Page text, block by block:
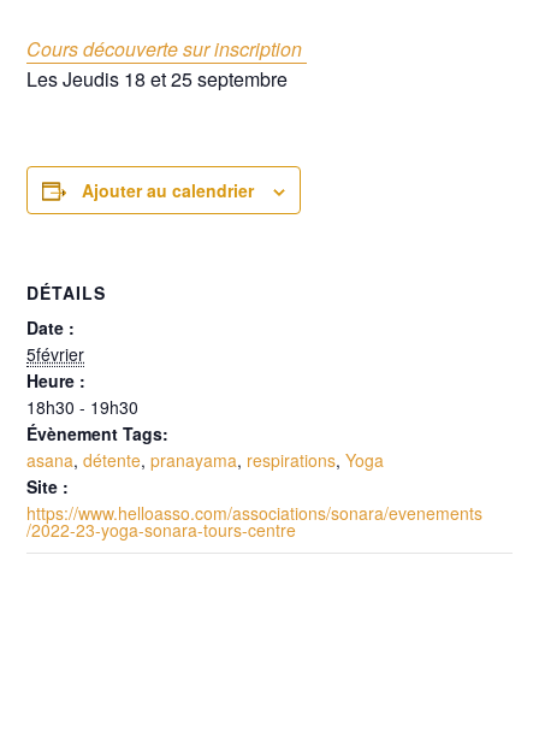
Cours découverte sur inscription
Les Jeudis 18 et 25 septembre
Ajouter au calendrier
DÉTAILS
Date :
5février
Heure :
18h30 - 19h30
Évènement Tags:
asana,détente,pranayama, respirations,Yoga
Site :
https://www.helloasso.com/associations/sonara/evenements
/2022-23-yoga-sonara-tours-centre